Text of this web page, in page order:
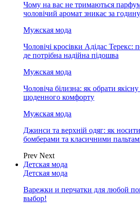
Чому на вас не тримаються
чоловічий аромат зникає за годину
Мужская мода
Чоловічі кросівки Адідас Терекс:
де потрібна надійна підошва
Мужская мода
Чоловіча білизна: як обрати
щоденного комфорту
Мужская мода
Джинси та верхній одяг: як
бомберами та класичними
Prev Next
Детская мода
Детская мода
Варежки и перчатки для любой
выбор!